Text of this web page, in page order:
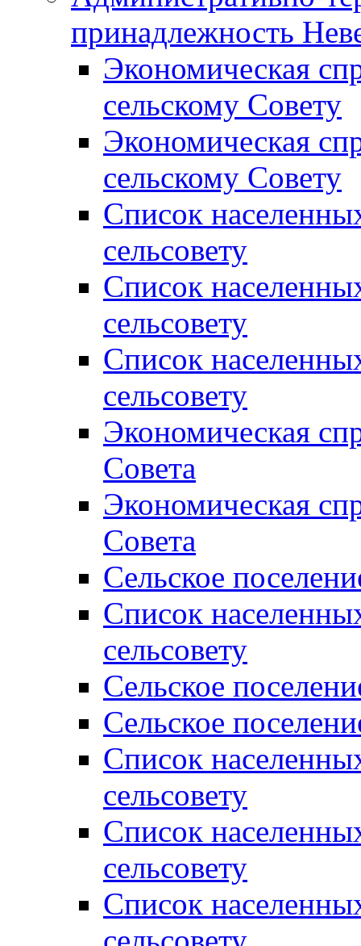
принадлежность
Экономическая
сельскому Совету
Экономическая
сельскому Совету
Список
сельсовету
Список
сельсовету
Список
сельсовету
Экономическая
Совета
Экономическая
Совета
Сельское
Список
сельсовету
Сельское
Сельское
Список
сельсовету
Список
сельсовету
Список